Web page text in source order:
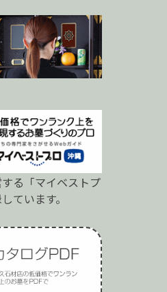
る「マイベストプ
ています。